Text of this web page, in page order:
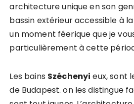
architecture unique en son
bassin extérieur accessible à
un moment féerique que je
particulièrement à cette
Les bains Széchenyi eux, sont
de Budapest. on les distingue